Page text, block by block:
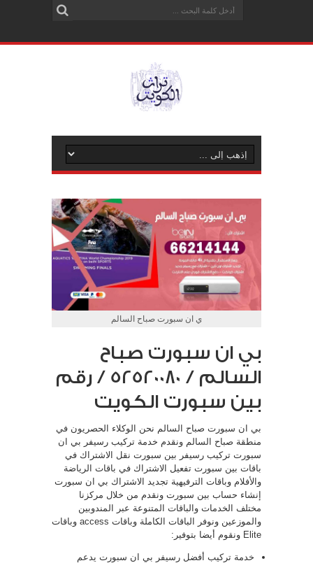
ي ان سبورت صباح السالم
بي ان سبورت صباح
السالم / 52520080 / رقم
بين سبورت الكويت
بي ان سبورت صباح السالم نحن الوكلاء الحصريون في
منطقة صباح السالم ونقدم خدمة تركيب رسيفر بي ان
سبورت تركيب رسيفر بين سبورت نقل الاشتراك في
باقات بين سبورت تفعيل الاشتراك في باقات الرياضة
والأفلام وباقات الترفيهية تجديد الاشتراك بي ان سبورت
إنشاء حساب بين سبورت ونقدم من خلال مركزنا
مختلف الخدمات والباقات المتنوعة عبر المندوبين
والموزعين ونوفر الباقات الكاملة وباقات access وباقات
Elite ونقوم أيضا بتوفير:
خدمة تركيب أفضل رسيفر بي ان سبورت يدعم